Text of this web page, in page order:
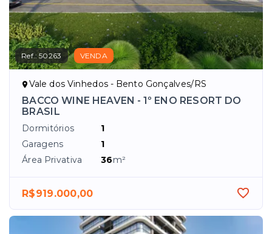
Ref.:50263 VENDA
Vale dos Vinhedos - Bento Gonçalves/RS
BACCO WINE HEAVEN - 1º ENO RESORT DO
BRASIL
Dormitórios
1
Garagens
1
Área Privativa
36m²
R$919.000,00